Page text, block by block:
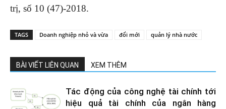
trị, số 10 (47)-2018.
TAGS Doanh nghiệp nhỏ và vừa đổi mới quản lý nhà nước
BÀI VIẾT LIÊN QUAN XEM THÊM
Tác động của công nghệ tài chính tới
hiệu quả tài chính của ngân hàng